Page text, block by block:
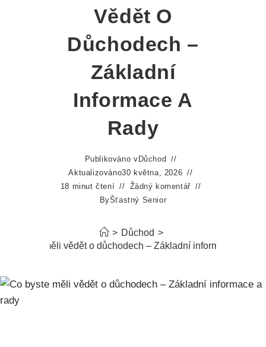
Vědět O
Důchodech –
Základní
Informace A
Rady
Publikováno v Důchod
Aktualizováno30 května, 2026
18 minut čtení
Žádný komentář
ByŠťastný Senior
> Důchod >
Co byste měli vědět o důchodech – Základní informace a rady